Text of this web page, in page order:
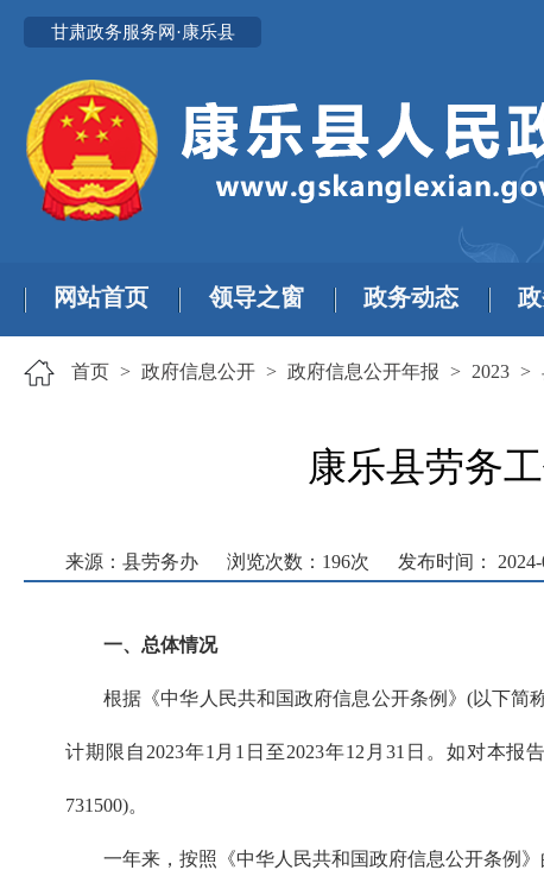
甘肃政务服务网·康乐县
网站首页 领导之窗 政务动态
首页 > 政府信息公开 > 政府信息公开年报 > 2023 >
康乐县劳务
来源：县劳务办 浏览次数： 196次 发布时间： 2024-
一、总体情况
根据《中华人民共和国政府信息公开条例》(以下简
计期限自2023年1月1日至2023年12月31日。如对本
731500)。
一年来，按照《中华人民共和国政府信息公开条例